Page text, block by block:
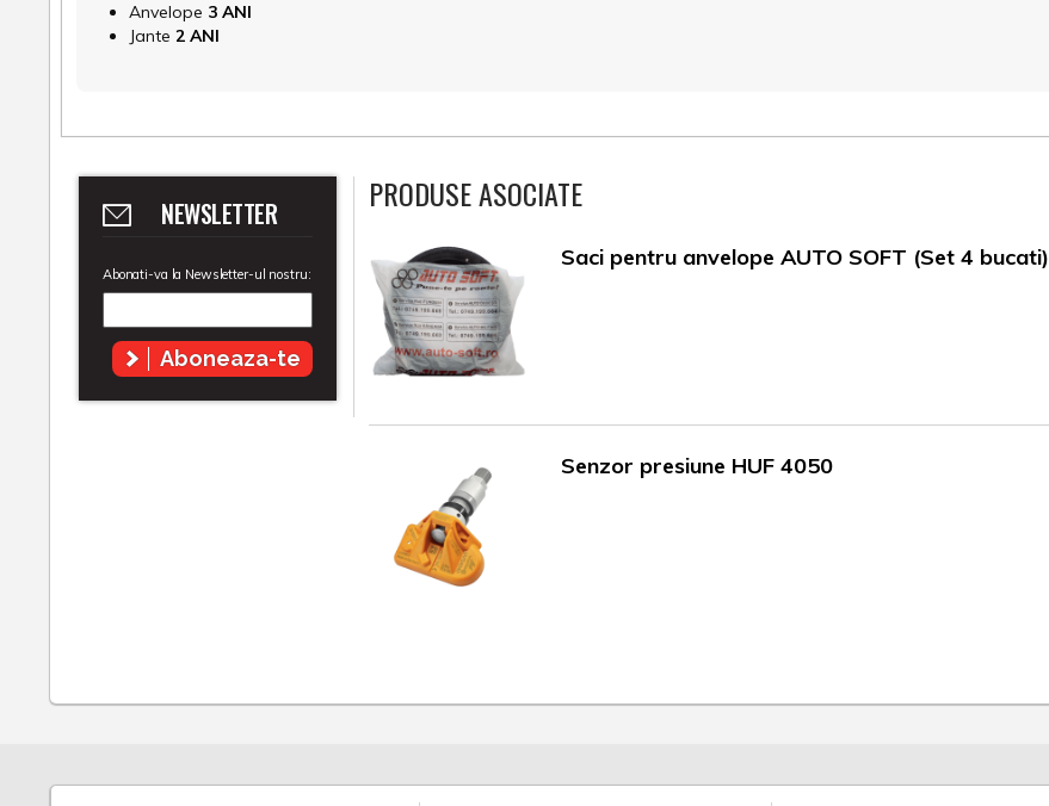
Anvelope 3 ANI
Jante 2 ANI
NEWSLETTER
Abonati-va la Newsletter-ul nostru:
Aboneaza-te
PRODUSE ASOCIATE
Saci pentru anvelope AUTO SOFT (Set 4 bucati)
Senzor presiune HUF 4050